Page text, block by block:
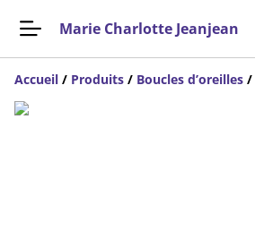
Marie Charlotte Jeanjean
Accueil / Produits / Boucles d’oreilles /